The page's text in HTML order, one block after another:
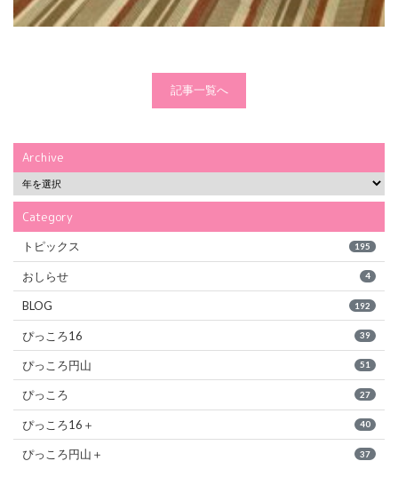
記事一覧へ
Archive
Category
トピックス 195
おしらせ 4
BLOG 192
ぴっころ16 39
ぴっころ円山 51
ぴっころ 27
ぴっころ16＋ 40
ぴっころ円山＋ 37